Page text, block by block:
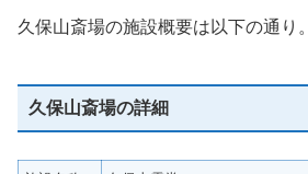
久保山斎場の施設概要は以下の通り。
久保山斎場の詳細